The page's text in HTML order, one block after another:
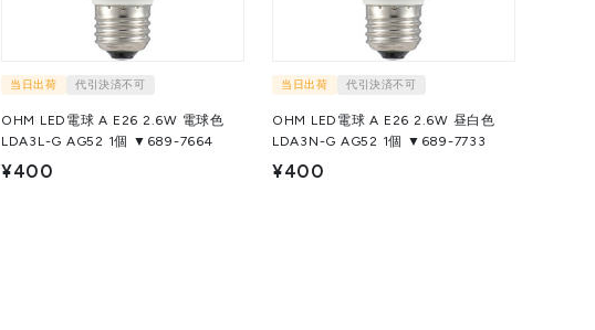
当日出荷 代引決済不可
OHM LED電球 A E26 2.6W 電球色
LDA3L-G AG52 1個 ▼689-7664
¥400
当日出荷 代引決済不可
OHM LED電球 A E26 2.6W 昼白色
LDA3N-G AG52 1個 ▼689-7733
¥400